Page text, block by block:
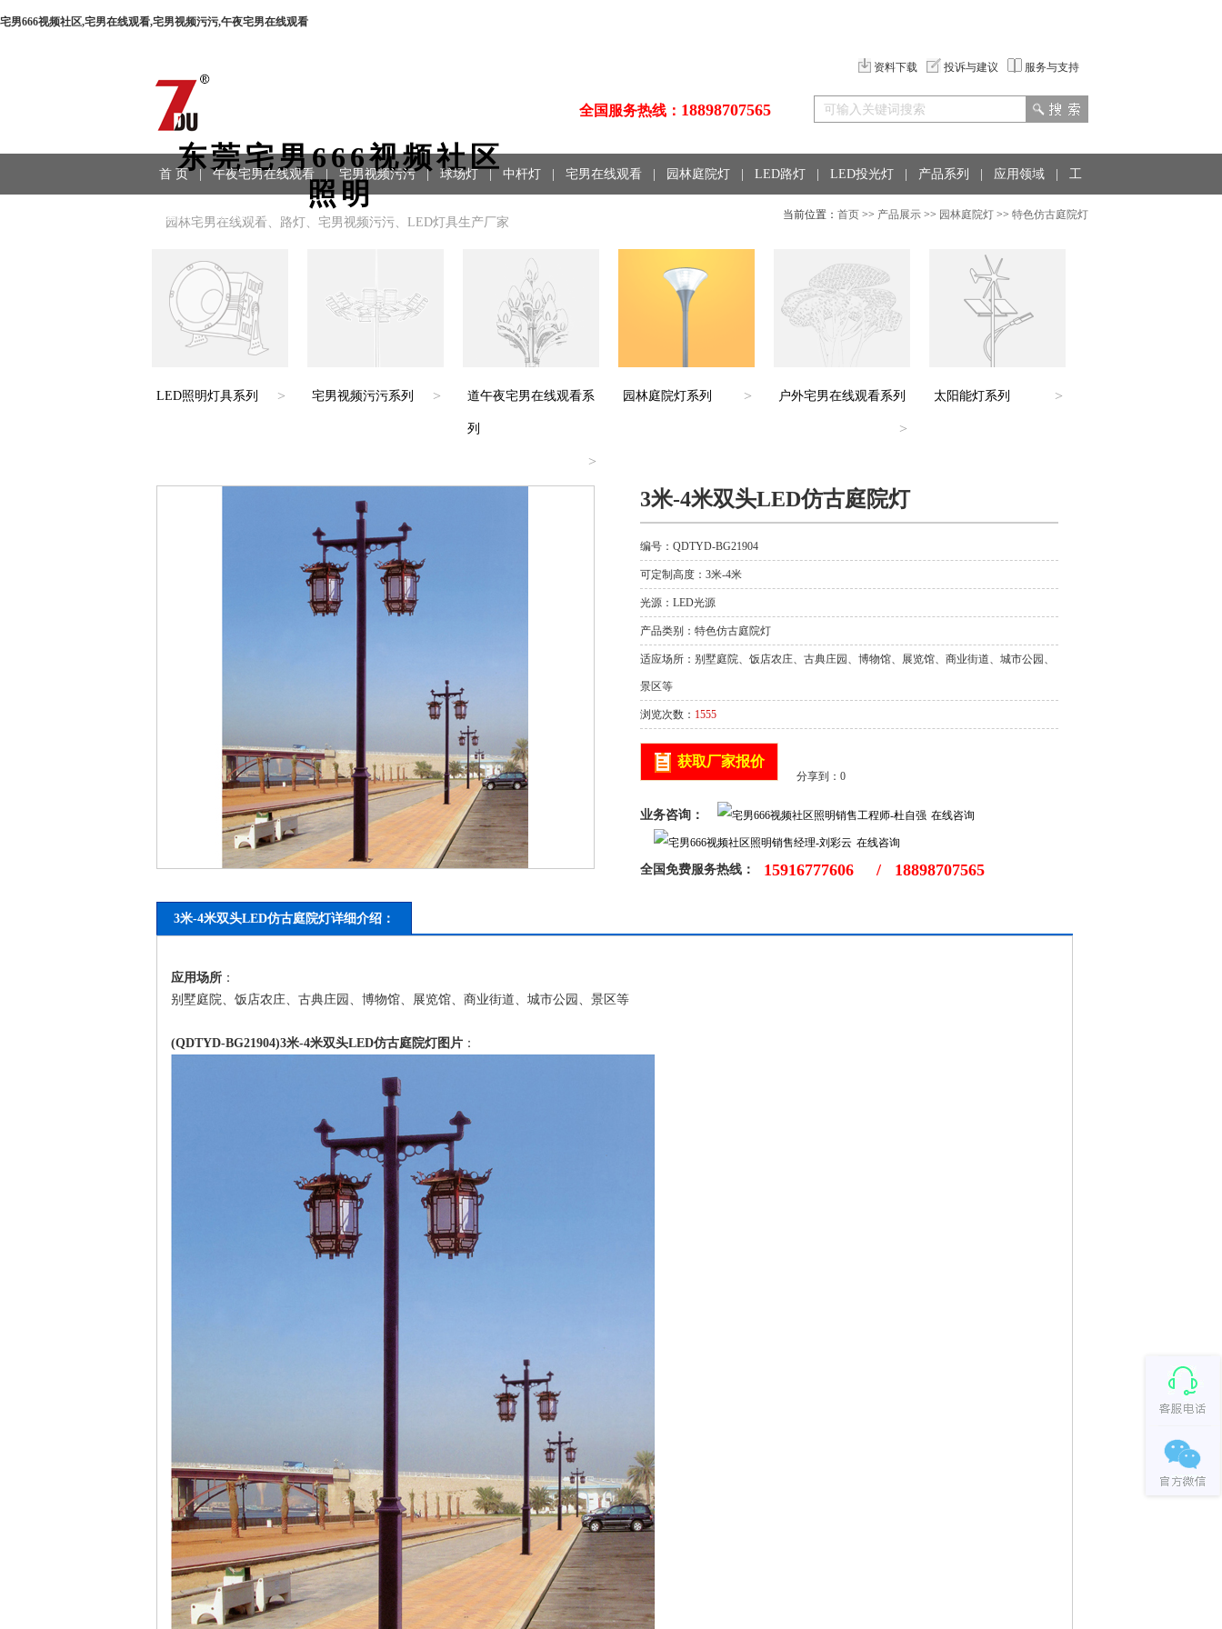
宅男666视频社区,宅男在线观看,宅男视频污污,午夜宅男在线观看
东莞宅男666视频社区
照明
园林宅男在线观看、路灯、宅男视频污污、LED灯具生产厂家
资料下载 投诉与建议 服务与支持
全国服务热线： 18898707565
首 页 午夜宅男在线观看 宅男视频污污 | 球场灯 中杆灯 宅男在线观看 园林庭院灯 LED路灯 LED投光灯 产品系列 应用领域 工
程案例 | 联系方式 当前位置： 首页 >> 产品展示 >> 园林庭院灯 >> 特色仿古庭院灯
LED照明灯具系列 > 宅男视频污污系列 > 道午夜宅男在线观看系
列
>
园林庭院灯系列 > 户外宅男在线观看系列
>
太阳能灯系列 >
3米-4米双头LED仿古庭院灯
编号：QDTYD-BG21904
可定制高度：3米-4米
光源：LED光源
产品类别： 特色仿古庭院灯
适应场所：别墅庭院、饭店农庄、古典庄园、博物馆、展览馆、商业街道、城市公园、
景区等
浏览次数： 1555
获取厂家报价
分享到： 0
业务咨询： 在线咨询
在线咨询
全国免费服务热线： 15916777606 / 18898707565
3米-4米双头LED仿古庭院灯详细介绍：
应用场所 ：
别墅庭院、饭店农庄、古典庄园、博物馆、展览馆、商业街道、城市公园、景区等
(QDTYD-BG21904)3米-4米双头LED仿古庭院灯图片 ：